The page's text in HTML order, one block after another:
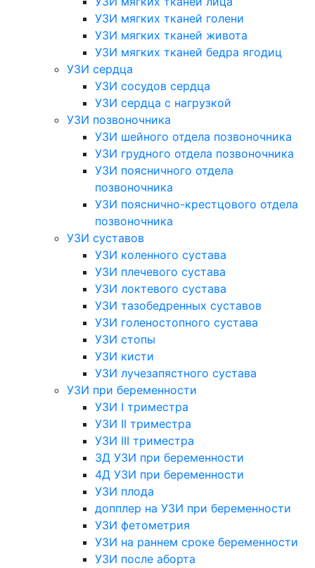
УЗИ мягких тканей голени
УЗИ мягких тканей живота
УЗИ мягких тканей бедра ягодиц
УЗИ сердца
УЗИ сосудов сердца
УЗИ сердца с нагрузкой
УЗИ позвоночника
УЗИ шейного отдела позвоночника
УЗИ грудного отдела позвоночника
УЗИ поясничного отдела
позвоночника
УЗИ пояснично-крестцового отдела
позвоночника
УЗИ суставов
УЗИ коленного сустава
УЗИ плечевого сустава
УЗИ локтевого сустава
УЗИ тазобедренных суставов
УЗИ голеностопного сустава
УЗИ стопы
УЗИ кисти
УЗИ лучезапястного сустава
УЗИ при беременности
УЗИ I триместра
УЗИ II триместра
УЗИ III триместра
3Д УЗИ при беременности
4Д УЗИ при беременности
УЗИ плода
допплер на УЗИ при беременности
УЗИ фетометрия
УЗИ на раннем сроке беременности
УЗИ после аборта